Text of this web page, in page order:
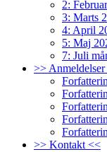
2:
3: Marts
4: April
5: Maj
7: Juli
>>
>> Kontakt <<